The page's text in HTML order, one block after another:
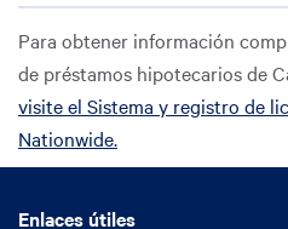
Annica Huang
590 W. Main St.
Alhambra, CA 91801
Language: English,
Para obtener información
de préstamos hipotecarios de
visite el Sistema y registro de
Nationwide.
Enlaces útiles
Enlaces útiles